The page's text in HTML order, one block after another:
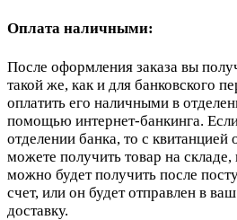
Оплата наличными:
После оформления заказа вы
такой же, как и для банковского
оплатить его наличными в
помощью интернет-банкинга.
отделении банка, то с квитанцией
можете получить товар на
можно будет получить после
счет, или он будет отправлен в
доставку.